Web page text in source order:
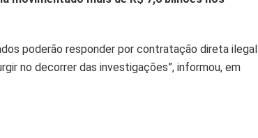
poderão responder por contratação direta ilegal
no decorrer das investigações”, informou, em